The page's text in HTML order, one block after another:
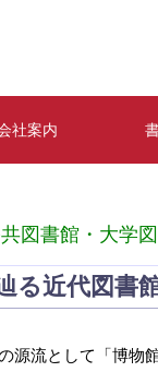
社案内
図書館・大学
る近代図書
源流として「博物